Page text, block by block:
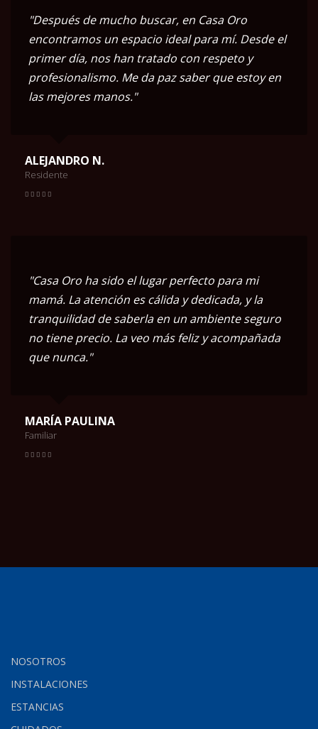
"Después de mucho buscar, en Casa Oro
encontramos un espacio ideal para mí. Desde el
primer día, nos han tratado con respeto y
profesionalismo. Me da paz saber que estoy en
las mejores manos."
ALEJANDRO N.
Residente
"Casa Oro ha sido el lugar perfecto para mi
mamá. La atención es cálida y dedicada, y la
tranquilidad de saberla en un ambiente seguro
no tiene precio. La veo más feliz y acompañada
que nunca."
MARÍA PAULINA
Familiar
NOSOTROS
INSTALACIONES
ESTANCIAS